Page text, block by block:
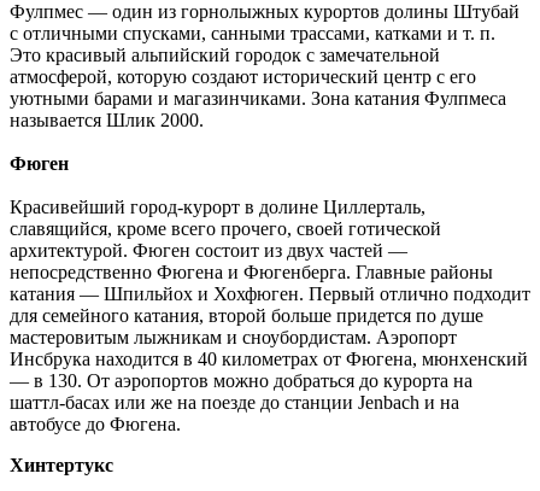
Фулпмес — один из горнолыжных курортов долины Штубай
с отличными спусками, санными трассами, катками и т. п.
Это красивый альпийский городок с замечательной
атмосферой, которую создают исторический центр с его
уютными барами и магазинчиками. Зона катания Фулпмеса
называется Шлик 2000.
Фюген
Красивейший город-курорт в долине Циллерталь,
славящийся, кроме всего прочего, своей готической
архитектурой. Фюген состоит из двух частей —
непосредственно Фюгена и Фюгенберга. Главные районы
катания — Шпильйох и Хохфюген. Первый отлично подходит
для семейного катания, второй больше придется по душе
мастеровитым лыжникам и сноубордистам. Аэропорт
Инсбрука находится в 40 километрах от Фюгена, мюнхенский
— в 130. От аэропортов можно добраться до курорта на
шаттл-басах или же на поезде до станции Jenbach и на
автобусе до Фюгена.
Хинтертукс